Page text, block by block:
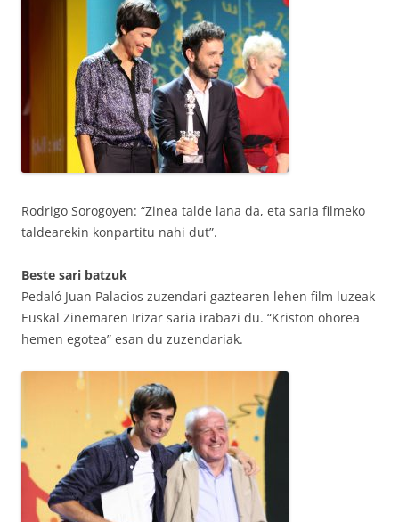
Rodrigo Sorogoyen: “Zinea talde lana da, eta saria filmeko
taldearekin konpartitu nahi dut”.
Beste sari batzuk
Pedaló Juan Palacios zuzendari gaztearen lehen film luzeak
Euskal Zinemaren Irizar saria irabazi du. “Kriston ohorea
hemen egotea” esan du zuzendariak.